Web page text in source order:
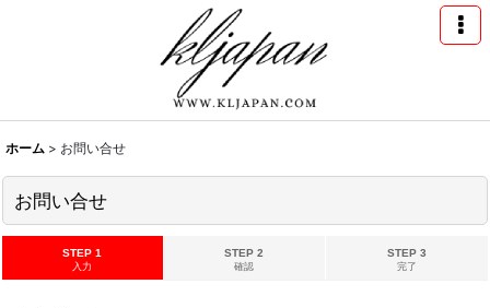
ホーム > お問い合せ
お問い合せ
STEP 1
入力
STEP 2
確認
STEP 3
完了